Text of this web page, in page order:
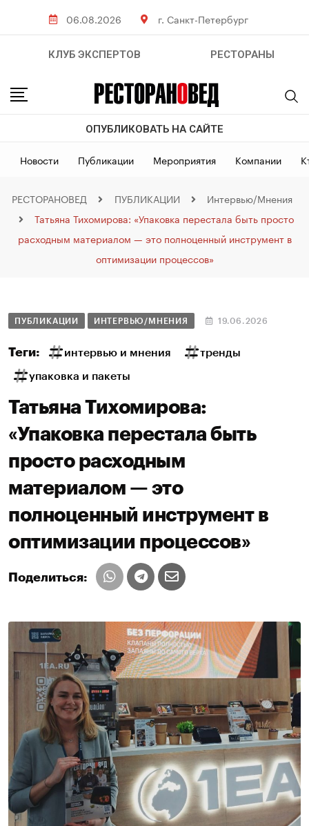
06.08.2026 г. Санкт-Петербург
КЛУБ ЭКСПЕРТОВ РЕСТОРАНЫ
ОПУБЛИКОВАТЬ НА САЙТЕ
Новости Публикации Мероприятия Компании
РЕСТОРАНОВЕД ПУБЛИКАЦИИ
Интервью/Мнения
Татьяна Тихомирова: «Упаковка перестала быть просто
расходным материалом — это полноценный инструмент в
оптимизации процессов»
ПУБЛИКАЦИИ ИНТЕРВЬЮ/МНЕНИЯ 19.06.2026
Теги: интервью и мнения тренды
упаковка и пакеты
Татьяна Тихомирова:
«Упаковка перестала быть
просто расходным
материалом — это
полноценный инструмент в
оптимизации процессов»
Поделиться: